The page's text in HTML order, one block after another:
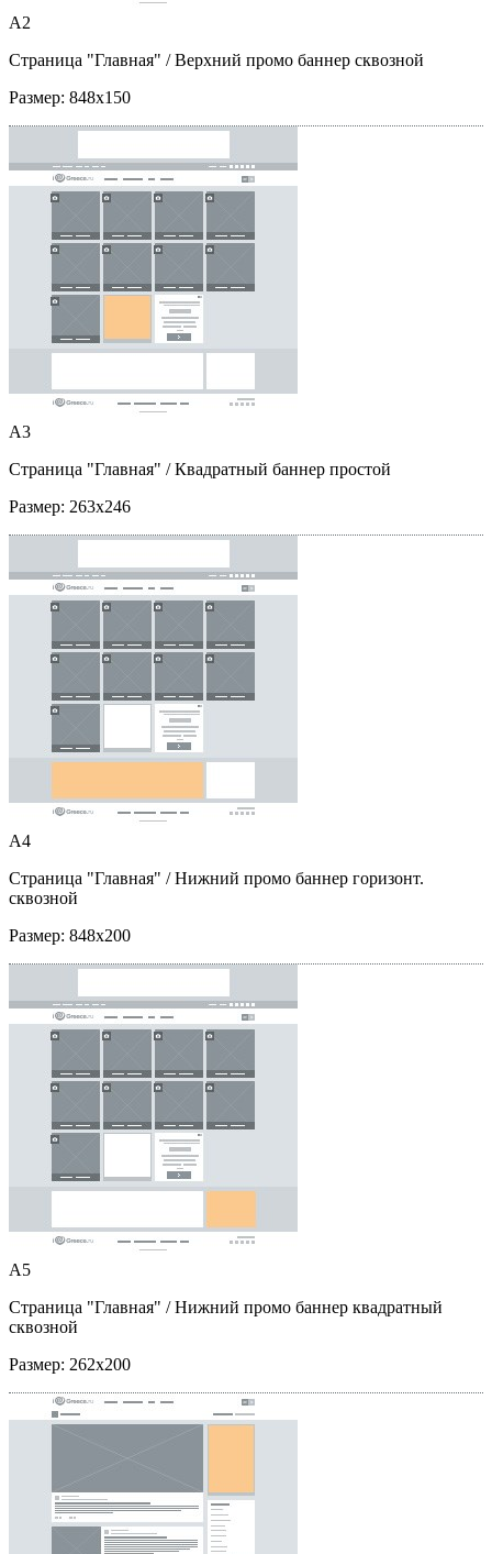
A2
Страница "Главная" / Верхний промо баннер сквозной
Размер: 848x150
A3
Страница "Главная" / Квадратный баннер простой
Размер: 263x246
A4
Страница "Главная" / Нижний промо баннер горизонт.
сквозной
Размер: 848x200
A5
Страница "Главная" / Нижний промо баннер квадратный
сквозной
Размер: 262x200